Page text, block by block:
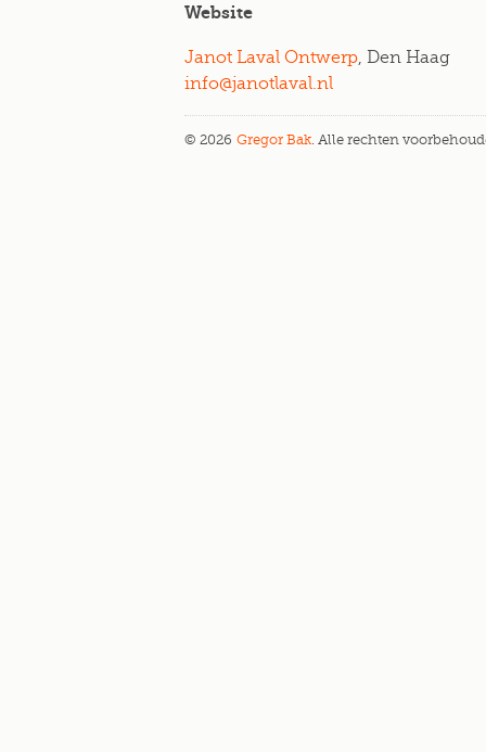
Website
Janot Laval Ontwerp, Den Haag
info@janotlaval.nl
© 2026 Gregor Bak . Alle rechten